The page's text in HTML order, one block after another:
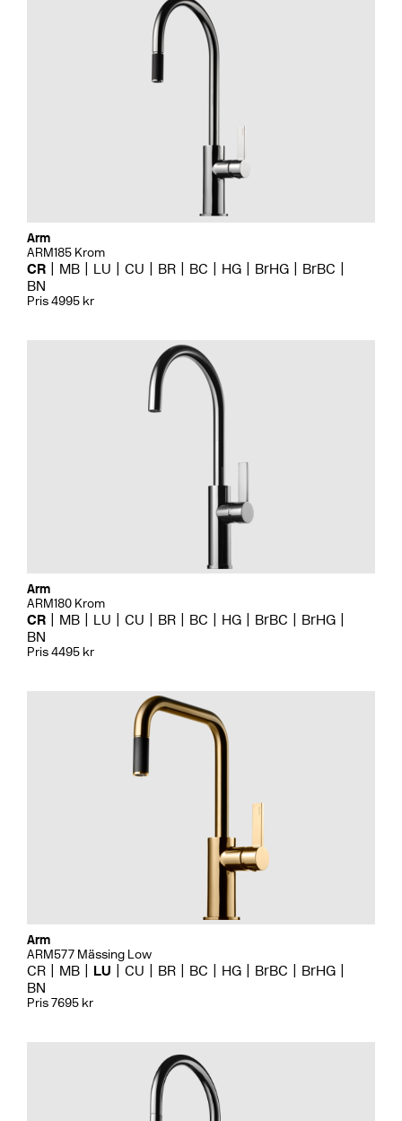
Arm
ARM185 Krom
CR MB LU CU BR BC HG BrHG
BrBC
BN
Pris 4995 kr
Arm
ARM180 Krom
CR MB LU CU BR BC HG BrBC
BrHG
BN
Pris 4495 kr
Arm
ARM577 Mässing Low
CR MB LU CU BR BC HG BrBC
BrHG
BN
Pris 7695 kr